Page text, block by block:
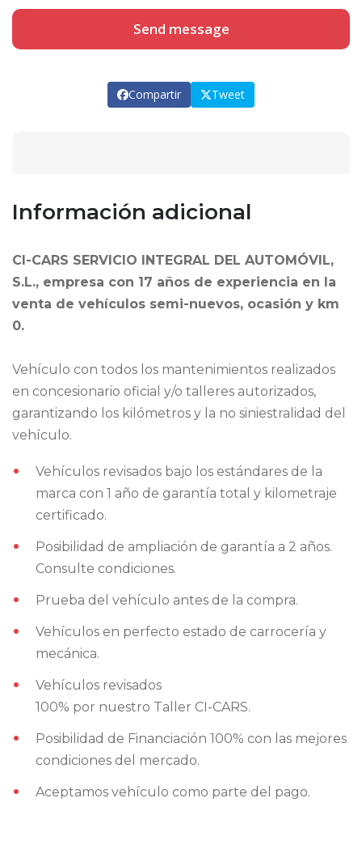
Send message
Compartir Tweet
Información adicional
CI-CARS SERVICIO INTEGRAL DEL AUTOMÓVIL,
S.L., empresa con 17 años de experiencia en la
venta de vehículos semi-nuevos, ocasión y km
0.
Vehículo con todos los mantenimientos realizados
en concesionario oficial y/o talleres autorizados,
garantizando los kilómetros y la no siniestralidad del
vehículo.
Vehículos revisados bajo los estándares de la
marca con 1 año de garantía total y kilometraje
certificado.
Posibilidad de ampliación de garantía a 2 años.
Consulte condiciones.
Prueba del vehículo antes de la compra.
Vehículos en perfecto estado de carrocería y
mecánica.
Vehículos revisados
100% por nuestro Taller CI-CARS.
Posibilidad de Financiación 100% con las mejores
condiciones del mercado.
Aceptamos vehículo como parte del pago.